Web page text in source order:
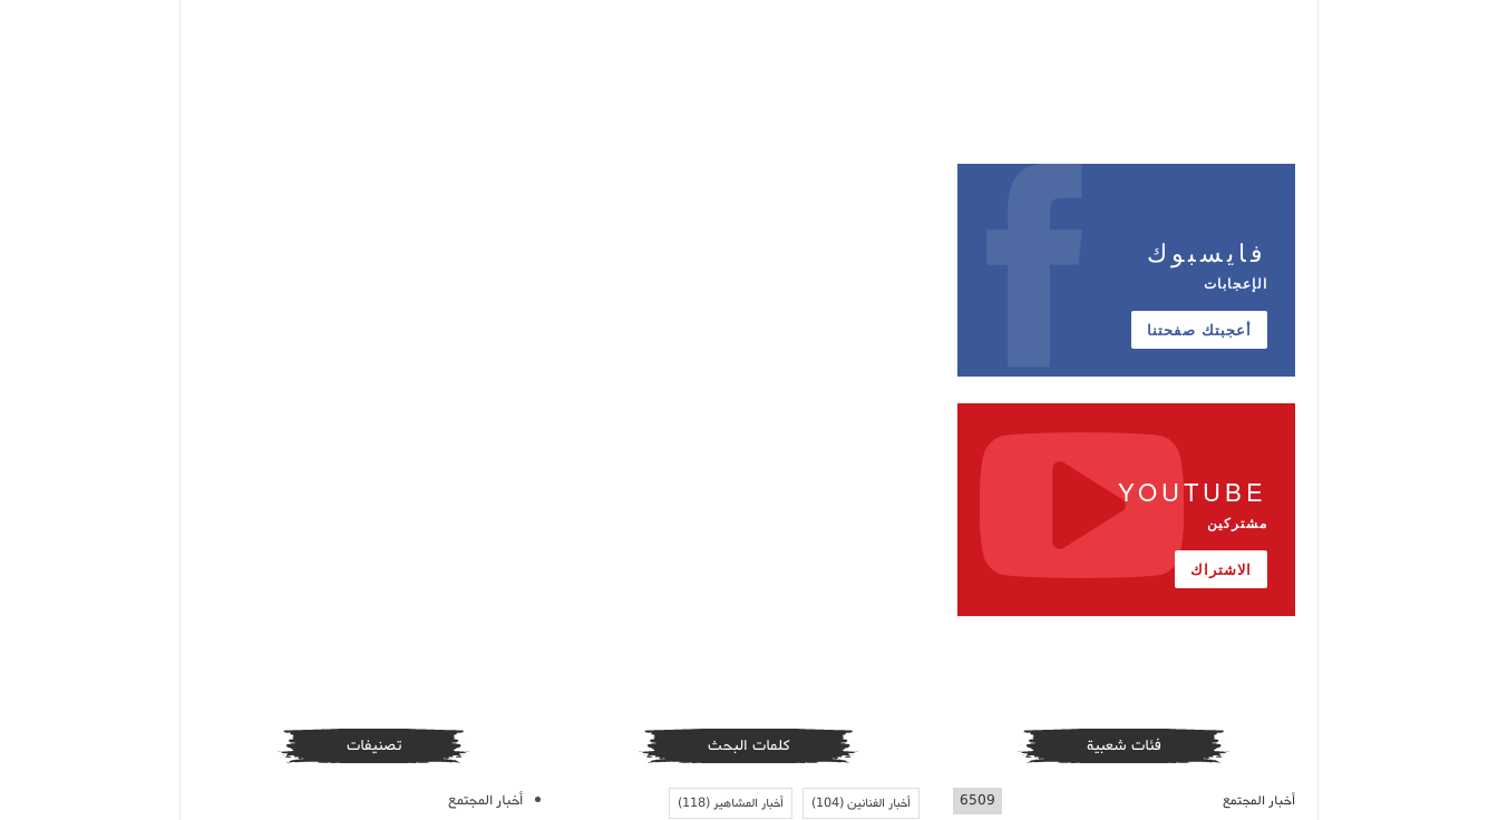
فايسبوك
الإعجابات
أعجبتك صفحتنا
YOUTUBE
مشتركين
الاشتراك
فئات شعبية
أخبار المجتمع 6509
كلمات البحث
أخبار الفنانين(104) أخبار المشاهير(118)
تصنيفات
أخبار المجتمع